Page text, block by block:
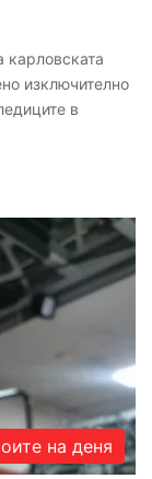
изключително
в
на деня